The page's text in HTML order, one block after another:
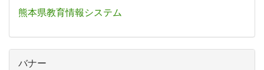
熊本県教育情報システム
バナー